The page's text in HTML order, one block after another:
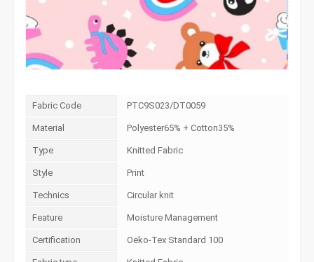
Fabric Code PTC9S023/DT0059
Material Polyester65% + Cotton35%
Type Knitted Fabric
Style Print
Technics Circular knit
Feature Moisture Management
Certification Oeko-Tex Standard 100